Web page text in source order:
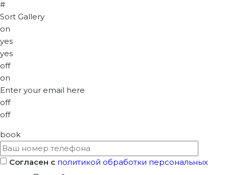
#
Sort Gallery
on
yes
yes
off
on
Enter your email here
off
off
book
Согласен с политикой обработки персональных